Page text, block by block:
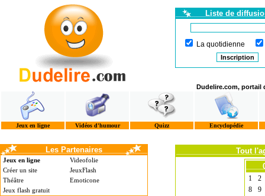
Liste de
La quotidienne
Dudelire.com, portail
Jeux en ligne Vidéos d'humour Quizz Encyclopédie
Les Partenaires
Jeux en ligne
Créer un site
Théâtre
Jeux flash gratuit
Videofolie
JeuxFlash
Emoticone
Tout
1
2
8
9